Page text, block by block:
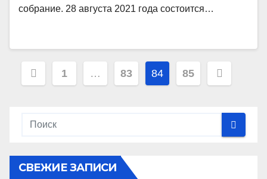
собрание. 28 августа 2021 года состоится…
Пагинация
1 … 83 84 85
СВЕЖИЕ ЗАПИСИ